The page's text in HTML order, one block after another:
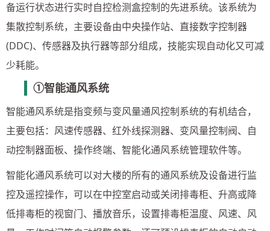
备运行状态进行实时自控检测盒控制的先进系统。该系统为
集散控制系统，主要设备由中央操作站、直接数字控制器
(DDC)、传感器及执行器等部分组成，技能实现自动化又可减
少耗能。
①智能通风系统
智能通风系统是指变频与变风量通风控制系统的有机结合，
主要包括：风速传感器、红外线探测器、变风量控制阀、自
动控制器面板、操作终端、智能化通风系统管理软件等。
智能化通风系统可以对大楼的所有的通风系统及设备进行监
控及遥控操作，可以在中控室启动或关闭排毒柜、升高或降
低排毒柜的视窗门、播放音乐，设置排毒柜温度、风速、风